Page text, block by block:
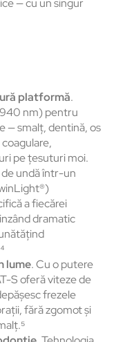
— cu un singur
platformă.
nm) pentru
— smalț, dentină, os
pe țesuturi moi.
undă într-un
a fiecărei
dramatic
lume. Cu o putere
S oferă viteze de
frezele
fără zgomot și